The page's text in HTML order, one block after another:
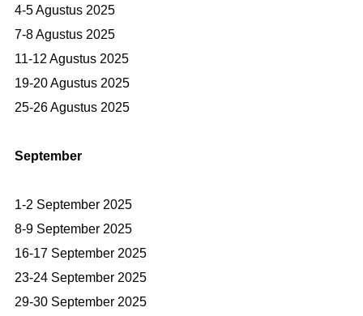
4-5 Agustus 2025
7-8 Agustus 2025
11-12 Agustus 2025
19-20 Agustus 2025
25-26 Agustus 2025
September
1-2 September 2025
8-9 September 2025
16-17 September 2025
23-24 September 2025
29-30 September 2025